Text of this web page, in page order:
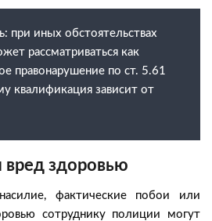
при иных обстоятельствах
рассматриваться как
правонарушение по ст. 5.61
квалификация зависит от
вред здоровью
фактические побои или
сотруднику полиции могут